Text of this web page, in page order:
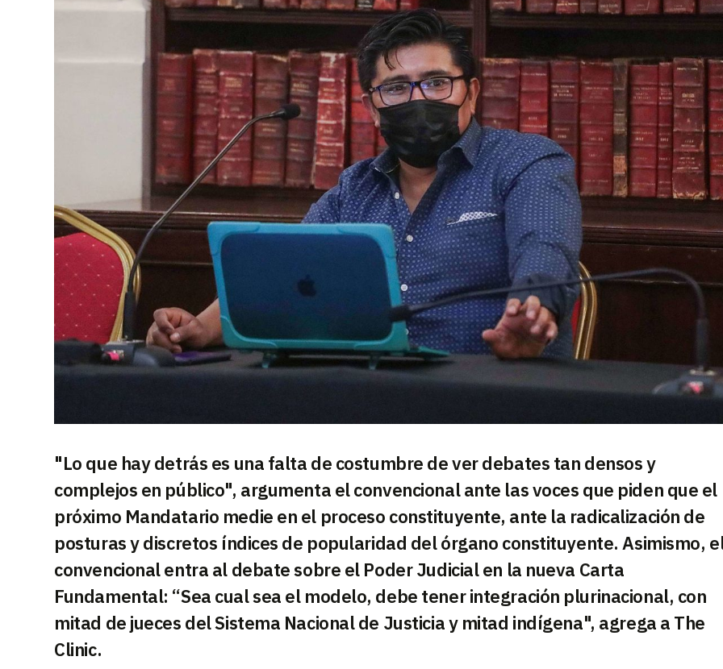
"Lo que hay detrás es una falta de costumbre de ver debates tan densos y
complejos en público", argumenta el convencional ante las voces que piden que el
próximo Mandatario medie en el proceso constituyente, ante la radicalización de
posturas y discretos índices de popularidad del órgano constituyente. Asimismo,
convencional entra al debate sobre el Poder Judicial en la nueva Carta
Fundamental: “Sea cual sea el modelo, debe tener integración plurinacional, con
mitad de jueces del Sistema Nacional de Justicia y mitad indígena", agrega a The
Clinic.